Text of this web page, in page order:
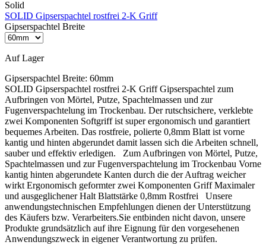
Solid
SOLID Gipserspachtel rostfrei 2-K Griff
Gipserspachtel Breite
Auf Lager
Gipserspachtel Breite: 60mm
SOLID Gipserspachtel rostfrei 2-K Griff Gipserspachtel zum
Aufbringen von Mörtel, Putze, Spachtelmassen und zur
Fugenverspachtelung im Trockenbau. Der rutschsichere, verklebte
zwei Komponenten Softgriff ist super ergonomisch und garantiert
bequemes Arbeiten. Das rostfreie, polierte 0,8mm Blatt ist vorne
kantig und hinten abgerundet damit lassen sich die Arbeiten schnell,
sauber und effektiv erledigen. Zum Aufbringen von Mörtel, Putze,
Spachtelmassen und zur Fugenverspachtelung im Trockenbau Vorne
kantig hinten abgerundete Kanten durch die der Auftrag weicher
wirkt Ergonomisch geformter zwei Komponenten Griff Maximaler
und ausgeglichener Halt Blattstärke 0,8mm Rostfrei Unsere
anwendungstechnischen Empfehlungen dienen der Unterstützung
des Käufers bzw. Verarbeiters.Sie entbinden nicht davon, unsere
Produkte grundsätzlich auf ihre Eignung für den vorgesehenen
Anwendungszweck in eigener Verantwortung zu prüfen.